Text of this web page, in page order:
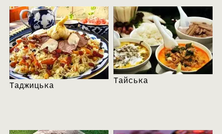
Таджицька
Тайська